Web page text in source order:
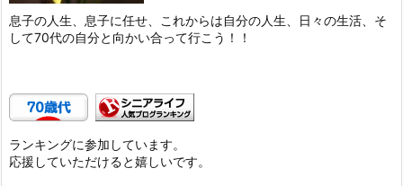
息子の人生、息子に任せ、これからは自分の人生、日々の生活、そ
して70代の自分と向かい合って行こう！！
ランキングに参加しています。
応援していただけると嬉しいです。